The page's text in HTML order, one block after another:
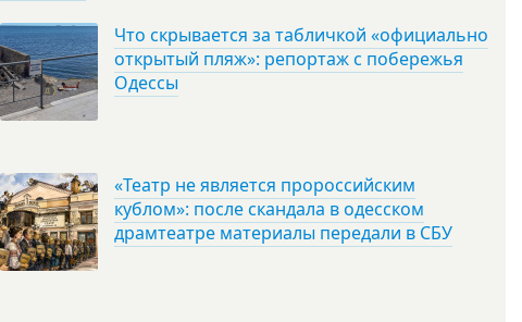
Что скрывается за табличкой «официально
открытый пляж»: репортаж с побережья
Одессы
«Театр не является пророссийским
кублом»: после скандала в одесском
драмтеатре материалы передали в СБУ